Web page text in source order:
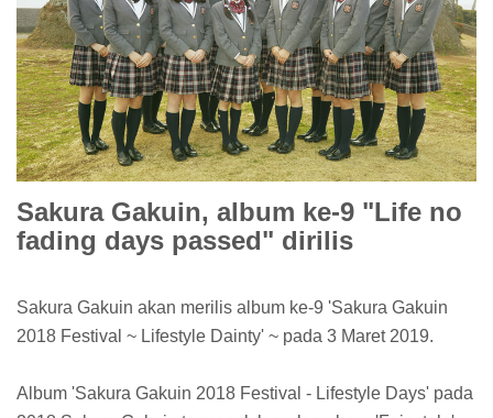
Sakura Gakuin, album ke-9 "Life no
fading days passed" dirilis
Sakura Gakuin akan merilis album ke-9 'Sakura Gakuin
2018 Festival ~ Lifestyle Dainty' ~ pada 3 Maret 2019.
Album 'Sakura Gakuin 2018 Festival - Lifestyle Days' pada